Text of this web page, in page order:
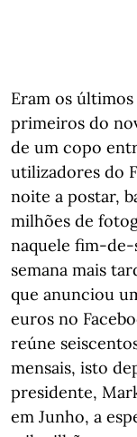
Eram os
primeiros do
de um copo
utilizadores do
noite a postar,
milhões de
naquele fim-de-
semana mais
que anunciou
euros no
reúne
mensais, isto
presidente,
em Junho, a